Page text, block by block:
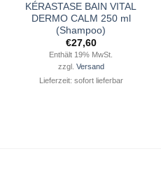
KÉRASTASE BAIN VITAL
DERMO CALM 250 ml
(Shampoo)
€27,60
Enthält 19% MwSt.
zzgl. Versand
Lieferzeit: sofort lieferbar